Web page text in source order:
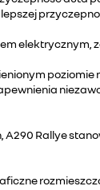
elektrycznym,
poziomie
Rallye